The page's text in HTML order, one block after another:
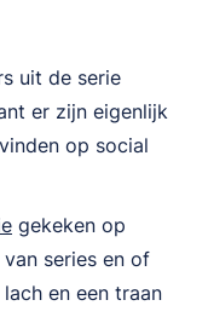
uit de serie
er zijn eigenlijk
op social
gekeken op
series en of
en een traan